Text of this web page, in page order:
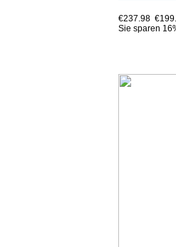
€237.98
Sie sparen